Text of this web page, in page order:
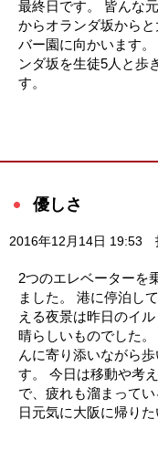
最終日です。 皆んな
からオランダ坂から
バー園に向かいます
ンダ坂を生徒5人と歩
す。
優しさ
2016年12月14日 19:53
2つのエレベーターを
ました。 港に停泊し
える夜景は昨日のイ
晴らしいものでした
んに寄り添いながら
す。 今日は移動や考
で、疲れも溜まって
日元気に大阪に帰りた